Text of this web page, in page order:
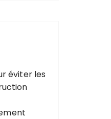
éviter les